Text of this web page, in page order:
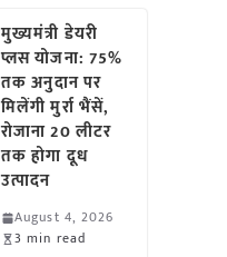
मुख्यमंत्री डेयरी
प्लस योजना: 75%
तक अनुदान पर
मिलेंगी मुर्रा भैंसें,
रोजाना 20 लीटर
तक होगा दूध
उत्पादन
August 4, 2026
3 min read